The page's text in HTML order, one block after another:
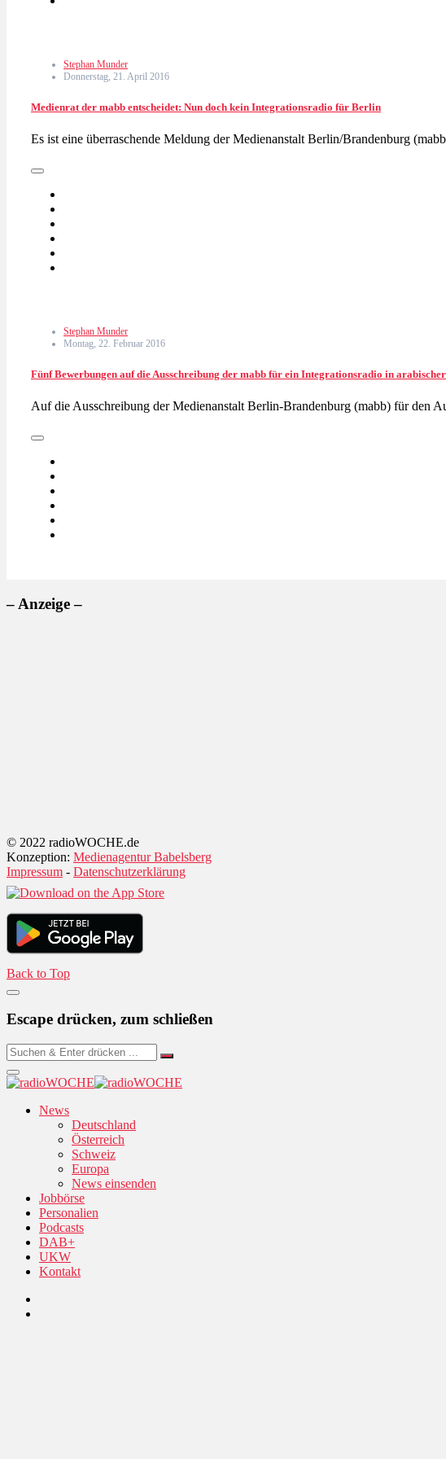
Stephan Munder
Donnerstag, 21. April 2016
Medienrat der mabb entscheidet: Nun doch kein Integrationsradio für Berlin
Es ist eine überraschende Meldung der Medienanstalt Berlin/Brandenburg
Stephan Munder
Montag, 22. Februar 2016
Fünf Bewerbungen auf die Ausschreibung der mabb für ein Integrationsradio in
Auf die Ausschreibung der Medienanstalt Berlin-Brandenburg (mabb) für den
– Anzeige –
© 2022 radioWOCHE.de
Konzeption: Medienagentur Babelsberg
Impressum - Datenschutzerklärung
Back to Top
Escape drücken, zum schließen
News
Deutschland
Österreich
Schweiz
Europa
News einsenden
Jobbörse
Personalien
Podcasts
DAB+
UKW
Kontakt